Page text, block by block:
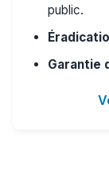
public.
Garantie